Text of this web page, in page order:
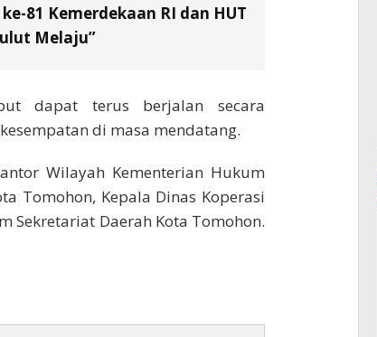
81 Kemerdekaan RI dan HUT
Melaju”
dapat terus berjalan secara
di masa mendatang.
Wilayah Kementerian Hukum
Tomohon, Kepala Dinas Koperasi
Sekretariat Daerah Kota Tomohon.